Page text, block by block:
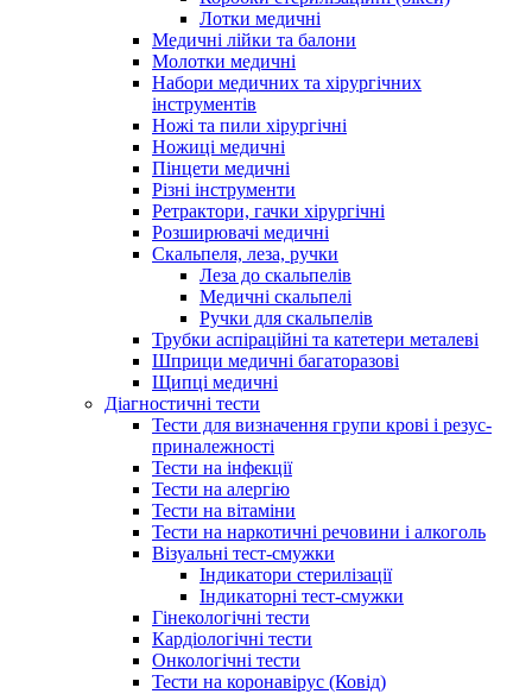
Лотки медичні
Медичні лійки та балони
Молотки медичні
Набори медичних та хірургічних
інструментів
Ножі та пили хірургічні
Ножиці медичні
Пінцети медичні
Різні інструменти
Ретрактори, гачки хірургічні
Розширювачі медичні
Скальпеля, леза, ручки
Леза до скальпелів
Медичні скальпелі
Ручки для скальпелів
Трубки аспіраційні та катетери металеві
Шприци медичні багаторазові
Щипці медичні
Діагностичні тести
Тести для визначення групи крові і резус-
приналежності
Тести на інфекції
Тести на алергію
Тести на вітаміни
Тести на наркотичні речовини і алкоголь
Візуальні тест-смужки
Індикатори стерилізації
Індикаторні тест-смужки
Гінекологічні тести
Кардіологічні тести
Онкологічні тести
Тести на коронавірус (Ковід)